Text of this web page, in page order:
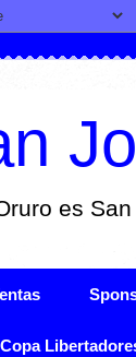
es
Copa